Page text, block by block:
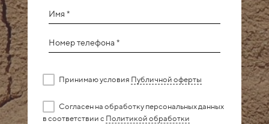
Имя *
Номер телефона *
Принимаю условия Публичной оферты
Согласен на обработку персональных данных
в соответствии с Политикой обработки